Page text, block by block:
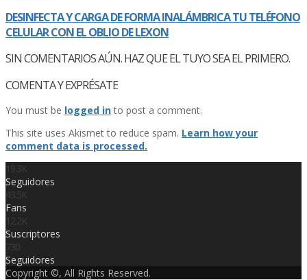
DESINFECTA Y CARGA DE FORMA INALÁMBRICA TU TELÉFONO
CELULAR CON EL OBLIO DE LEXON
SIN COMENTARIOS AÚN. HAZ QUE EL TUYO SEA EL PRIMERO.
COMENTA Y EXPRÉSATE
You must be logged into post a comment.
This site uses Akismet to reduce spam. Learn how your
comment data is processed.
19.3K
Seguidores
43.5K
Fans
12.2K
Suscriptores
730
Seguidores
Copyright ©, All Rights Reserved.